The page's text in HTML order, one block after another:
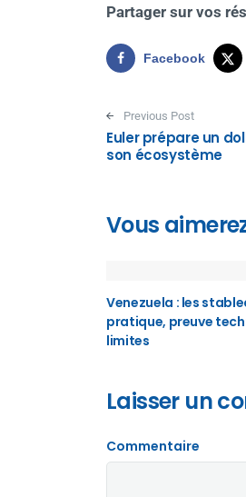
Partager sur vos
Facebook
Post navigation
Previous Post
Euler prépare un
son écosystème
Vous
Venezuela : les
pratique, preuve
limites
Laisser un
Commentaire